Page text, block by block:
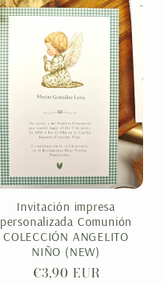
Invitación impresa
personalizada Comunión
COLECCIÓN ANGELITO
NIÑO (NEW)
Precio
€3,90 EUR